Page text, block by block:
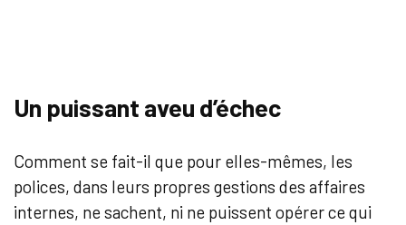
Un puissant aveu d’échec
Comment se fait-il que pour elles-mêmes, les
polices, dans leurs propres gestions des affaires
internes, ne sachent, ni ne puissent opérer ce qui